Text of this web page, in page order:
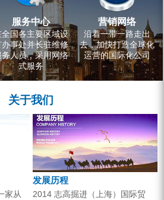
服务中心
全国各主要区域设
办事处并长驻维修
务人员，采用网络
式服务
营销网络
沿着一带一路走出
去，加快打造全球化
运营的国际化公司
关于我们
家从
发展历程
2014 志高掘进（上海）国际贸